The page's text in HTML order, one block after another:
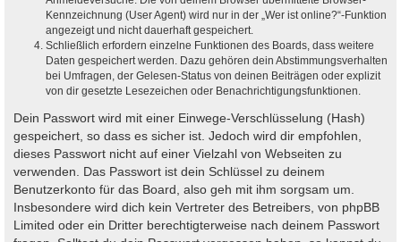
Kennzeichnung (User Agent) wird nur in der „Wer ist online?“-Funktion
angezeigt und nicht dauerhaft gespeichert.
Schließlich erfordern einzelne Funktionen des Boards, dass weitere
Daten gespeichert werden. Dazu gehören dein Abstimmungsverhalten
bei Umfragen, der Gelesen-Status von deinen Beiträgen oder explizit
von dir gesetzte Lesezeichen oder Benachrichtigungsfunktionen.
Dein Passwort wird mit einer Einwege-Verschlüsselung (Hash)
gespeichert, so dass es sicher ist. Jedoch wird dir empfohlen,
dieses Passwort nicht auf einer Vielzahl von Webseiten zu
verwenden. Das Passwort ist dein Schlüssel zu deinem
Benutzerkonto für das Board, also geh mit ihm sorgsam um.
Insbesondere wird dich kein Vertreter des Betreibers, von phpBB
Limited oder ein Dritter berechtigterweise nach deinem Passwort